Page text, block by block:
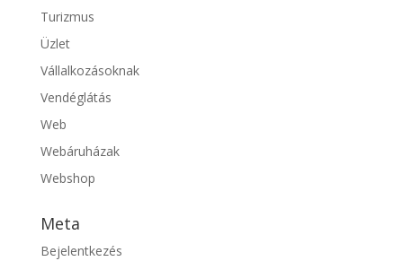
Turizmus
Üzlet
Vállalkozásoknak
Vendéglátás
Web
Webáruházak
Webshop
Meta
Bejelentkezés